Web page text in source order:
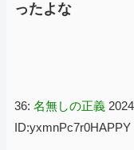
ったよな
36: 名無しの正義
ID:yxmnPc7r0HAPPY